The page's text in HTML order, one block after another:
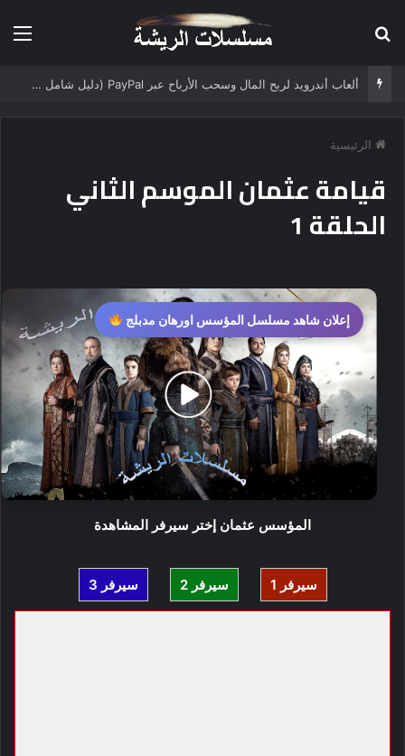
ألعاب أندرويد لربح المال وسحب الأرباح عبر PayPal (دليل شامل 2025)
الرئيسية
قيامة عثمان الموسم الثاني
الحلقة 1
إعلان شاهد مسلسل المؤسس اورهان مدبلج
المؤسس عثمان إختر سيرفر المشاهدة
سيرفر 1 سيرفر 2 سيرفر 3